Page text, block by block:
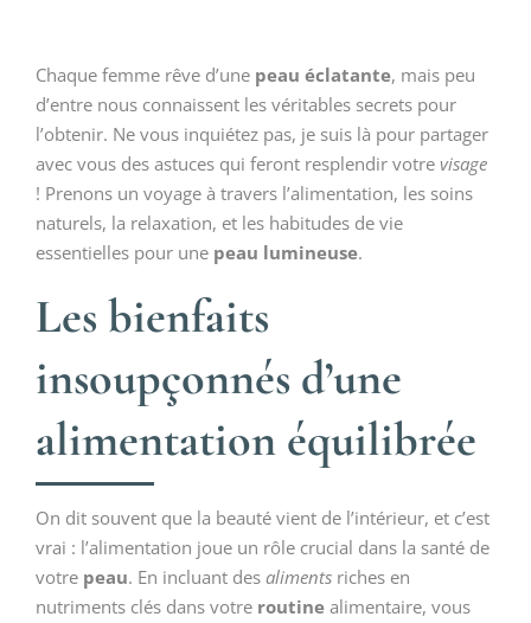
Chaque femme rêve d’une peau éclatante, mais peu
d’entre nous connaissent les véritables secrets pour
l’obtenir. Ne vous inquiétez pas, je suis là pour partager
avec vous des astuces qui feront resplendir votre visage
! Prenons un voyage à travers l’alimentation, les soins
naturels, la relaxation, et les habitudes de vie
essentielles pour une peau lumineuse.
Les bienfaits
insoupçonnés d’une
alimentation équilibrée
On dit souvent que la beauté vient de l’intérieur, et c’est
vrai : l’alimentation joue un rôle crucial dans la santé de
votre peau. En incluant des aliments riches en
nutriments clés dans votre routine alimentaire, vous